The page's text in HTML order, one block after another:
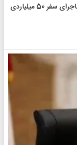
واکنش رئیس سازمان حفاظت محیط زیست به ماجرای سفر 50 میلیاردی